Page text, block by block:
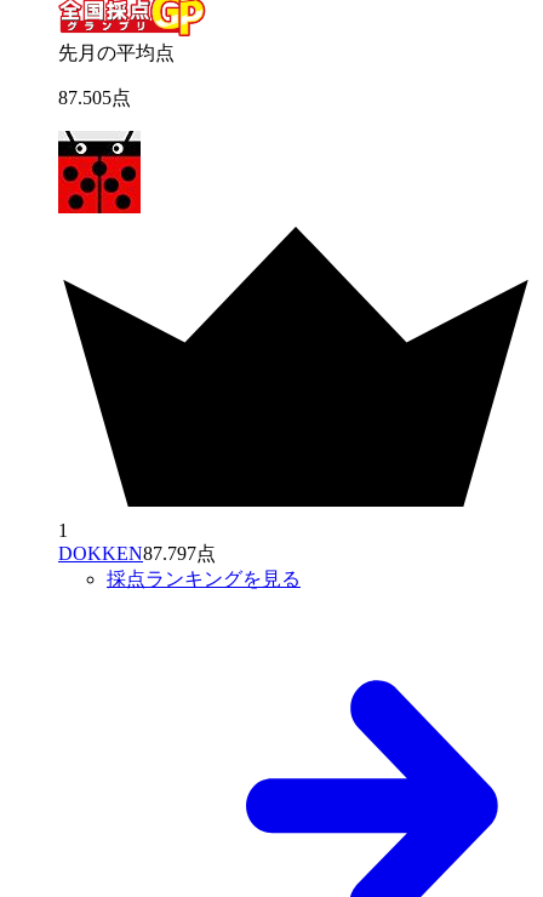
先月の平均点
87.505点
1
DOKKEN87.797点
採点ランキングを見る